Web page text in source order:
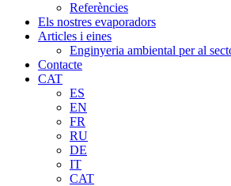
Referències
Els nostres evaporadors
Articles i eines
Enginyeria ambiental per al
Contacte
CAT
ES
EN
FR
RU
DE
IT
CAT